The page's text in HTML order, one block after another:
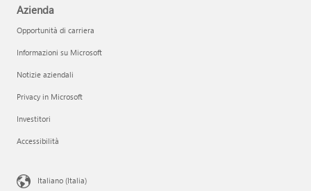
Azienda
Opportunità di carriera
Informazioni su Microsoft
Notizie aziendali
Privacy in Microsoft
Investitori
Accessibilità
Italiano (Italia)